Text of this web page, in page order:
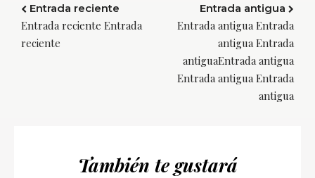
Entrada reciente
Entrada reciente Entrada
reciente
Entrada antigua
Entrada antigua Entrada
antigua Entrada
antiguaEntrada antigua
Entrada antigua Entrada
antigua
También te gustará